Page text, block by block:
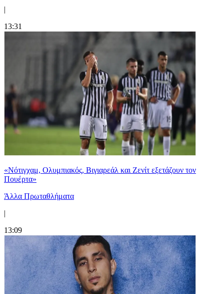
|
13:31
«Νότιγχαμ, Ολυμπιακός, Βιγιαρεάλ και Ζενίτ εξετάζουν τον
Πουέρτα»
Άλλα Πρωταθλήματα
|
13:09